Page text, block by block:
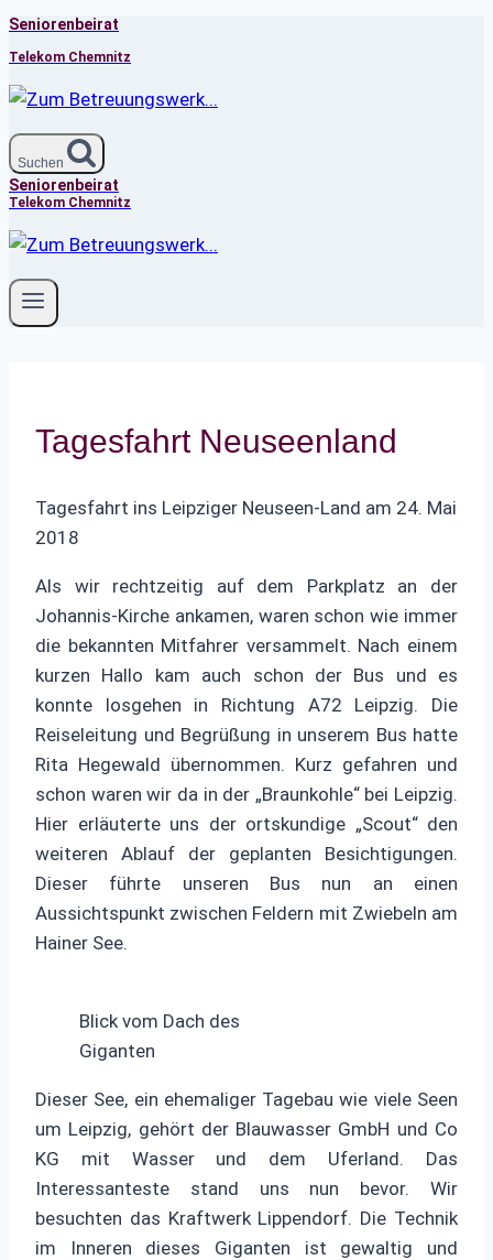
Zum
Inhalt
springen
Seniorenbeirat
Telekom Chemnitz
Suchen
Seniorenbeirat
Telekom Chemnitz
Tagesfahrt Neuseenland
Tagesfahrt ins Leipziger Neuseen-Land am 24. Mai
2018
Als wir rechtzeitig auf dem Parkplatz an der
Johannis-Kirche ankamen, waren schon wie immer
die bekannten Mitfahrer versammelt. Nach einem
kurzen Hallo kam auch schon der Bus und es
konnte losgehen in Richtung A72 Leipzig. Die
Reiseleitung und Begrüßung in unserem Bus hatte
Rita Hegewald übernommen. Kurz gefahren und
schon waren wir da in der „Braunkohle“ bei Leipzig.
Hier erläuterte uns der ortskundige „Scout“ den
weiteren Ablauf der geplanten Besichtigungen.
Dieser führte unseren Bus nun an einen
Aussichtspunkt zwischen Feldern mit Zwiebeln am
Hainer See.
Blick vom Dach des
Giganten
Dieser See, ein ehemaliger Tagebau wie viele Seen
um Leipzig, gehört der Blauwasser GmbH und Co
KG mit Wasser und dem Uferland. Das
Interessanteste stand uns nun bevor. Wir
besuchten das Kraftwerk Lippendorf. Die Technik
im Inneren dieses Giganten ist gewaltig und